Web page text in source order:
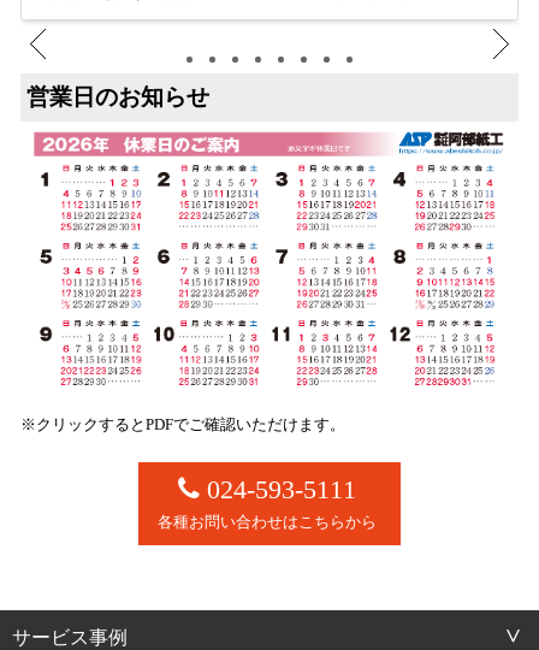
営業日のお知らせ
※クリックするとPDFでご確認いただけます。
024-593-5111
各種お問い合わせはこちらから
サービス事例